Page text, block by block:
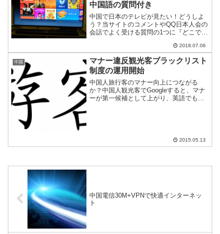
中国語の質問付き
中国で日本のテレビが見たい！どうしよ
う？当サイトのコメントやQQ日本人会の
会話でよく受ける質問の1つに『どこで日
のか？』がある。そこで、淘宝網(タオバ
オ)で日本のテレビ番組などが見られる機
材のゲッ...
2018.07.06
中国
マナー違反観光客ブラックリスト
制度の運用開始
中国人旅行客のマナー向上につながる
か？中国人観光客でGoogleすると、マナ
ーが第一候補として上がり、英語でも
2015.05.13
中国電信30M+VPNで快適インターネッ
ト